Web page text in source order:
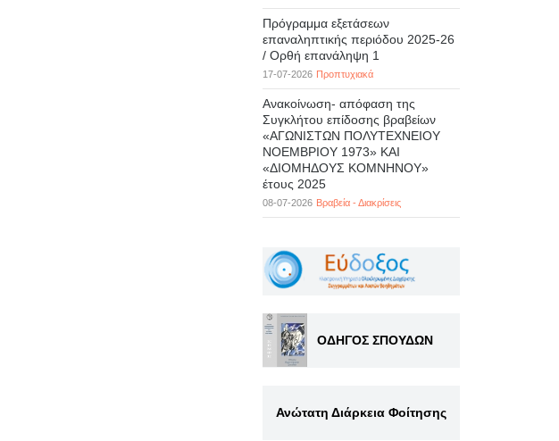
Πρόγραμμα εξετάσεων
επαναληπτικής περιόδου 2025-26
/ Ορθή επανάληψη 1
17-07-2026 Προπτυχιακά
Ανακοίνωση- απόφαση της
Συγκλήτου επίδοσης βραβείων
«ΑΓΩΝΙΣΤΩΝ ΠΟΛΥΤΕΧΝΕΙΟΥ
ΝΟΕΜΒΡΙΟΥ 1973» ΚΑΙ
«ΔΙΟΜΗΔΟΥΣ ΚΟΜΝΗΝΟΥ»
έτους 2025
08-07-2026 Βραβεία - Διακρίσεις
ΟΔΗΓΟΣ ΣΠΟΥΔΩΝ
Ανώτατη Διάρκεια Φοίτησης